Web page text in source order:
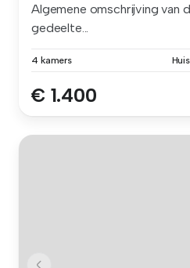
Algemene omschrijving van
gedeelte...
4 kamers Huis
€ 1.400